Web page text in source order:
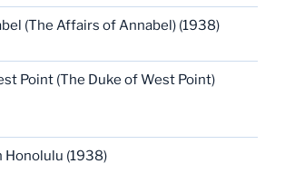
(The Affairs of Annabel) (1938)
Point (The Duke of West Point)
Honolulu (1938)